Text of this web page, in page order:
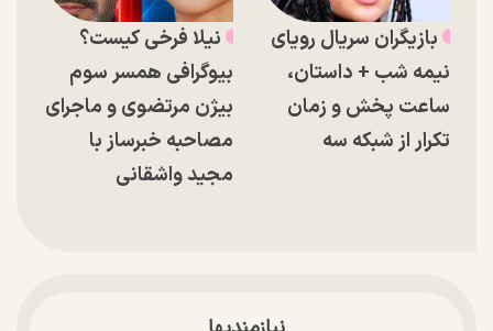
بازیگران سریال رویای
نیمه شب + داستان،
ساعت پخش و زمان
تکرار از شبکه سه
نیلا فرخی کیست؟
بیوگرافی همسر سوم
بیژن مرتضوی و ماجرای
مصاحبه خبرساز با
مجید واشقانی